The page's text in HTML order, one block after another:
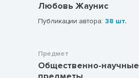
Любовь Жаунис
Публикации автора: 38 шт.
Предмет
Общественно-научные